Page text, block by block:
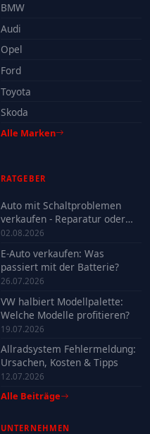
BMW
Audi
Opel
Ford
Toyota
Skoda
Alle Marken
RATGEBER
Auto mit Schaltproblemen
verkaufen - Reparatur oder
Verkauf?
02.08.2026
E-Auto verkaufen: Was
passiert mit der Batterie?
26.07.2026
VW halbiert Modellpalette:
Welche Modelle profitieren?
19.07.2026
Allradsystem Fehlermeldung:
Ursachen, Kosten & Tipps
12.07.2026
Alle Beiträge
UNTERNEHMEN